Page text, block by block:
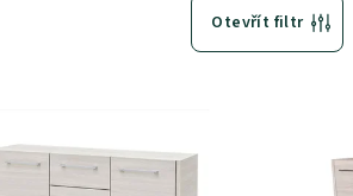
Otevřít filtr